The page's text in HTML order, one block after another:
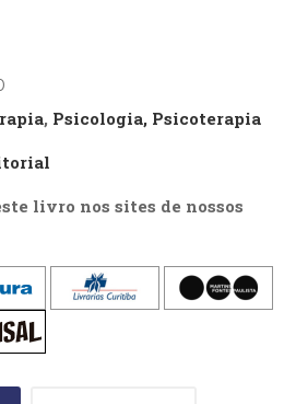
, Psicologia, Psicoterapia
livro nos sites de nossos